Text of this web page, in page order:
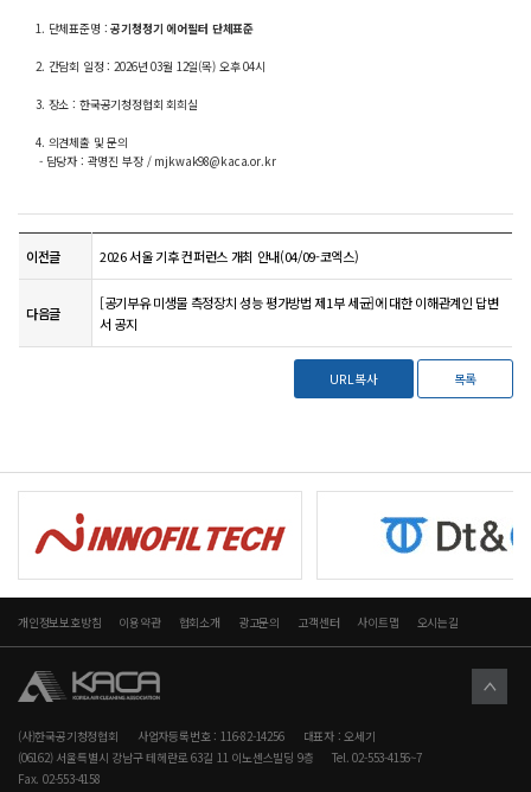
1. 단체표준명 :공기청정기 에어필터 단체표준
2. 간담회 일정 : 2026년 03월 12일(목) 오후 04시
3. 장소 : 한국공기청정협회 회희실
4. 의견체출 및 문의
- 담당자 : 곽명진 부장 / mjkwak98@kaca.or.kr
이전글 2026 서울 기후 컨퍼런스 개최 안내(04/09-코엑스)
다음글
[공기부유 미생물 측정장치 성능 평가방법 제1부 세균]에 대한 이해관계인 답변
서 공지
URL복사 목록
개인정보보호방침 이용약관 협회소개 광고문의 고객센터 사이트맵 오시는길
(사)한국공기청정협회 사업자등록번호 : 116-82-14256
대표자 : 오세기
(06162) 서울특별시 강남구 테헤란로 63길 11 이노센스빌딩 9층
Tel. 02-553-4156~7
Fax. 02-553-4158